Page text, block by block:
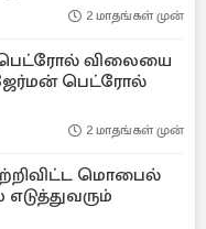
2 மாதங்கள் முன்
பெட்ரோல் விலையை
பெட்ரோல்
2 மாதங்கள் முன்
மொபைல்